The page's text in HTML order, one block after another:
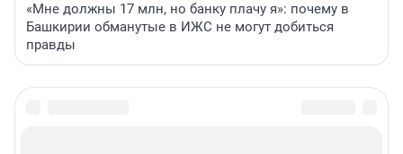
«Мне должны 17 млн, но банку плачу я»: почему в
Башкирии обманутые в ИЖС не могут добиться
правды